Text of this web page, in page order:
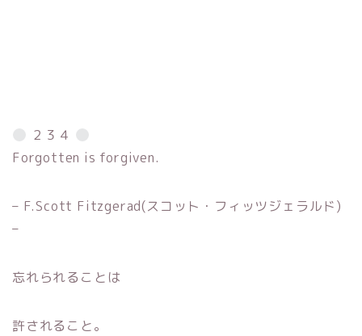
２３４
Forgotten is forgiven.
– F.Scott Fitzgerad(スコット・フィッツジェラルド)
–
忘れられることは
許されること。